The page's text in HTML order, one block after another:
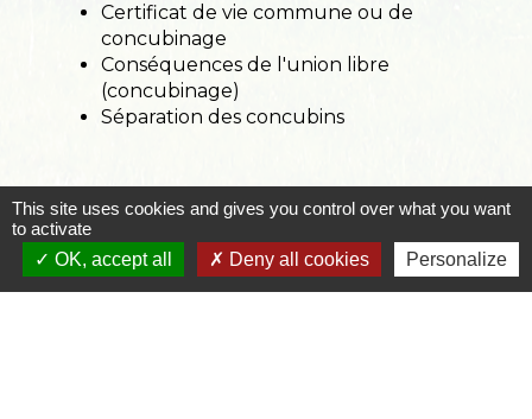
Certificat de vie commune ou de
concubinage
Conséquences de l'union libre
(concubinage)
Séparation des concubins
Services en ligne et formulaires
This site uses cookies and gives you control over what you want
to activate
OK, accept all
Deny all cookies Personalize